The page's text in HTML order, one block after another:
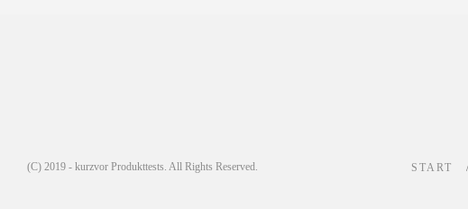
(C) 2019 - kurzvor Produkttests. All Rights Reserved. START